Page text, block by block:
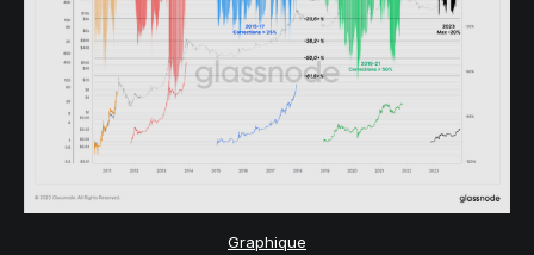
Graphique